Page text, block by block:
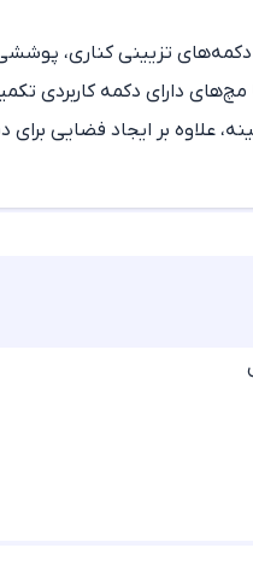
تزیینی کناری،
مچ‌های دارای دکمه کاربردی
علاوه بر ایجاد فضایی